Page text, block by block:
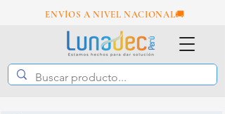
ENVÍOS A NIVEL NACIONAL🚚